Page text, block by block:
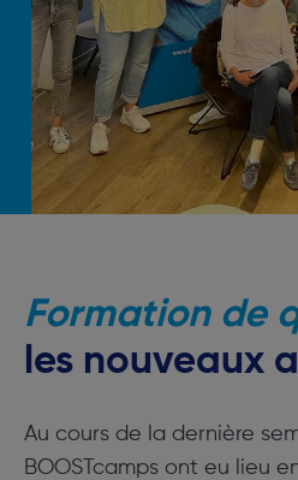
Formation de
les nouveaux
Au cours de la dernière
BOOSTcamps ont eu lieu